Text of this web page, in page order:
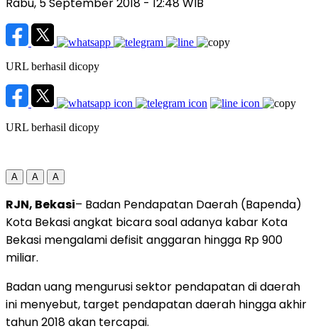
URL berhasil dicopy
URL berhasil dicopy
A A A
RJN, Bekasi– Badan Pendapatan Daerah (Bapenda)
Kota Bekasi angkat bicara soal adanya kabar Kota
Bekasi mengalami defisit anggaran hingga Rp 900
miliar.
Badan uang mengurusi sektor pendapatan di daerah
ini menyebut, target pendapatan daerah hingga akhir
tahun 2018 akan tercapai.